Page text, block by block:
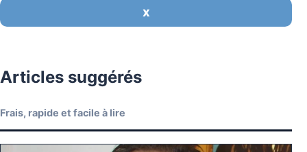
X
Articles suggérés
Frais, rapide et facile à lire